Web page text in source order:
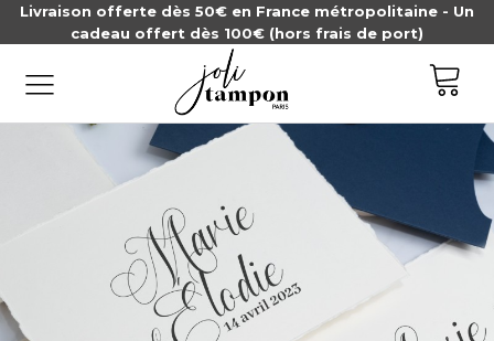
Livraison offerte dès 50€ en France métropolitaine - Un
cadeau offert dès 100€ (hors frais de port)